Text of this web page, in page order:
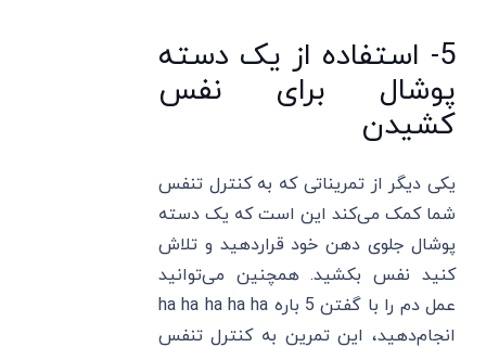
5- استفاده از یک دسته
پوشال برای نفس
کشیدن
یکی دیگر از تمریناتی که به کنترل تنفس
شما کمک می‌کند این است که یک دسته
پوشال جلوی دهن خود قراردهید و تلاش
کنید نفس بکشید. همچنین می‌توانید
عمل دم را با گفتن 5 باره ha ha ha ha ha
انجام‌دهید، این تمرین به کنترل تنفس